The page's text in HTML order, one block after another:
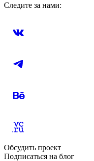
Следите за нами:
Обсудить проект
Подписаться на блог